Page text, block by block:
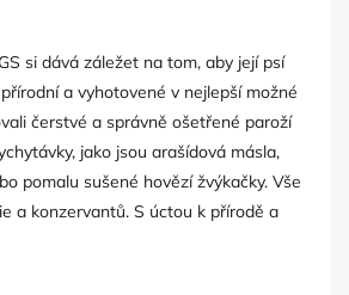
si dává záležet na tom, aby její psí
a vyhotovené v nejlepší možné
čerstvé a správně ošetřené paroží
jako jsou arašídová másla,
pomalu sušené hovězí žvýkačky. Vše
a konzervantů. S úctou k přírodě a